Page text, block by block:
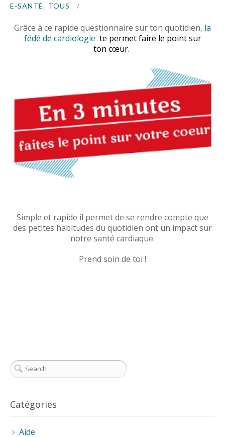
E-SANTÉ, TOUS
Grâce à ce rapide questionnaire sur ton quotidien, la
fédé de cardiologie te permet faire le point sur
ton cœur.
Simple et rapide il permet de se rendre compte que
des petites habitudes du quotidien ont un impact sur
notre santé cardiaque.
Prend soin de toi !
Catégories
Aide